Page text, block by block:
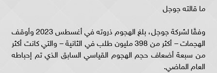
ما قالته جوجل
وفقًا لشركة جوجل، بلغ الهجوم ذروته في أغسطس 2023 وأوقف
الهجمات – أكثر من 398 مليون طلب في الثانية – والتي كانت أكثر
من سبعة أضعاف حجم الهجوم القياسي السابق الذي تم إحباطه
العام الماضي.